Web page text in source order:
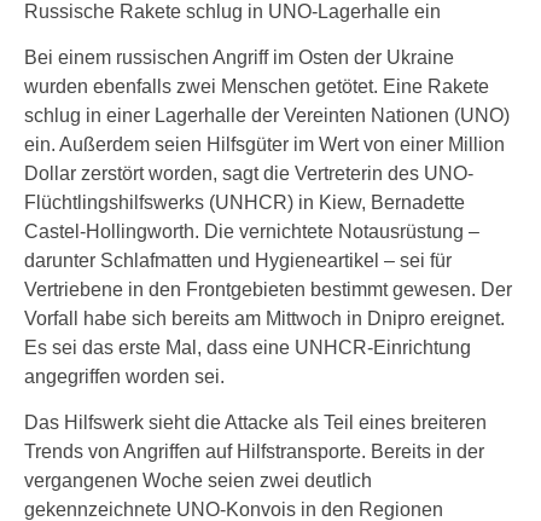
Russische Rakete schlug in UNO-Lagerhalle ein
Bei einem russischen Angriff im Osten der Ukraine
wurden ebenfalls zwei Menschen getötet. Eine Rakete
schlug in einer Lagerhalle der Vereinten Nationen (UNO)
ein. Außerdem seien Hilfsgüter im Wert von einer Million
Dollar zerstört worden, sagt die Vertreterin des UNO-
Flüchtlingshilfswerks (UNHCR) in Kiew, Bernadette
Castel-Hollingworth. Die vernichtete Notausrüstung –
darunter Schlafmatten und Hygieneartikel – sei für
Vertriebene in den Frontgebieten bestimmt gewesen. Der
Vorfall habe sich bereits am Mittwoch in Dnipro ereignet.
Es sei das erste Mal, dass eine UNHCR-Einrichtung
angegriffen worden sei.
Das Hilfswerk sieht die Attacke als Teil eines breiteren
Trends von Angriffen auf Hilfstransporte. Bereits in der
vergangenen Woche seien zwei deutlich
gekennzeichnete UNO-Konvois in den Regionen